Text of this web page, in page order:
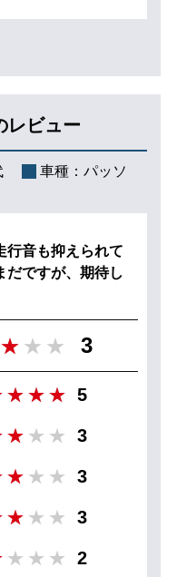
レビュー
車種： パッソ
行音も抑えられて
だですが、期待し
3
5
3
3
3
2